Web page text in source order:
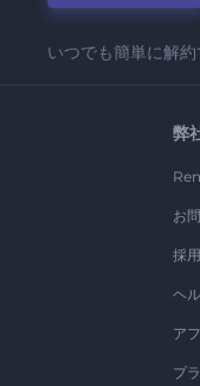
いつでも簡単に解約
弊
お
採
ヘ
ア
プ